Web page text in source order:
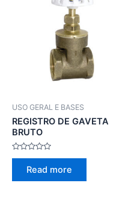
USO GERAL E BASES
REGISTRO DE GAVETA
BRUTO
Rated
Read more